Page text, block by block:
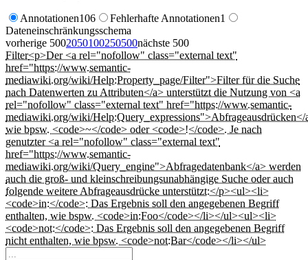
Annotationen106 Fehlerhafte Annotationen1
Dateneinschränkungsschema
vorherige 5002050100250500nächste 500
Filter<p>Der <a rel="nofollow" class="external text"
href="https://www.semantic-
mediawiki.org/wiki/Help:Property_page/Filter">Filter für die Suche
nach Datenwerten zu Attributen</a> unterstützt die Nutzung von <a
rel="nofollow" class="external text" href="https://www.semantic-
mediawiki.org/wiki/Help:Query_expressions">Abfrageausdrücken</
wie bpsw. <code>~</code> oder <code>!</code>. Je nach
genutzter <a rel="nofollow" class="external text"
href="https://www.semantic-
mediawiki.org/wiki/Query_engine">Abfragedatenbank</a> werden
auch die groß- und kleinschreibungsunabhängige Suche oder auch
folgende weitere Abfrageausdrücke unterstützt:</p><ul><li>
<code>in:</code>: Das Ergebnis soll den angegebenen Begriff
enthalten, wie bspw. <code>in:Foo</code></li></ul><ul><li>
<code>not:</code>: Das Ergebnis soll den angegebenen Begriff
nicht enthalten, wie bpsw. <code>not:Bar</code></li></ul>